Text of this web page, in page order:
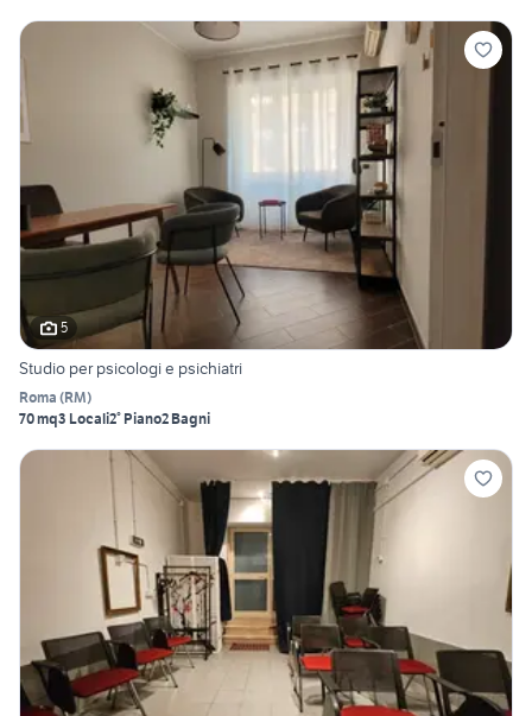
5
Studio per psicologi e psichiatri
Roma (RM)
70 mq3 Locali2° Piano2 Bagni